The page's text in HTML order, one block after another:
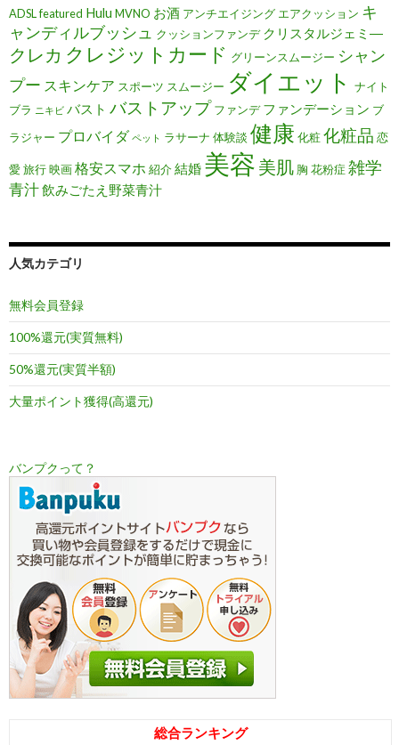
ADSLfeatured Hulu MVNO お酒 アンチエイジング エアクッション キ
ャンディルブッシュ クッションファンデ クリスタルジェミ―
クレカ クレジットカード グリーンスムージー シャン
プー スキンケア スポーツ スムージー ダイエット
ナイト
ブラ ニキビ バスト バストアップ ファンデ ファンデーション ブ
ラジャー プロバイダ ペット ラサーナ 体験談 健康 化粧化粧品 恋
愛旅行映画格安スマホ 紹介結婚 美容 美肌 胸 花粉症 雑学
青汁飲みごたえ野菜青汁
人気カテゴリ
無料会員登録
100%還元(実質無料)
50%還元(実質半額)
大量ポイント獲得(高還元)
バンプクって？
総合ランキング